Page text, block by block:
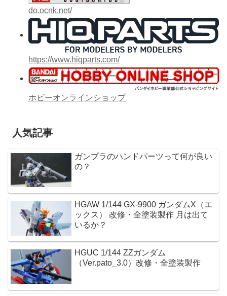
do.ocnk.net/
https://www.hiqparts.com/
ホビーオンラインショップ
人気記事
ガンプラのハンドパーツって何が良い
の？
HGAW 1/144 GX-9900 ガンダムX（エ
ックス） 改修・全塗装製作 月は出て
いるか？
HGUC 1/144 ZZガンダム
（Ver.pato_3.0）改修・全塗装製作